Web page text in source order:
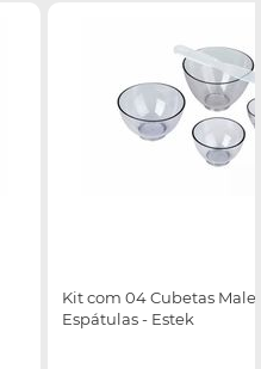
Kit com 04 Cubetas
Espátulas - Estek